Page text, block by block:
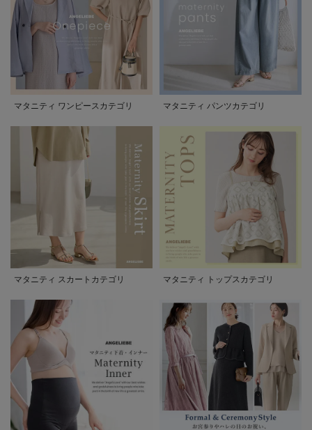
マタニティ ワンピースカテゴリ マタニティ パンツカテゴリ
マタニティ スカートカテゴリ マタニティ トップスカテゴリ